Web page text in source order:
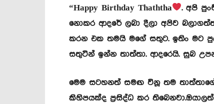
“Happy Birthday Thaththa
. අපි
නොකර ආදරේ ලබා දීලා අපිව
කරන එක තමයි මගේ සතුට. ඉතිං මට
සතුටින් ඉන්න තාත්තා. ආදරෙයි. සුබ
මෙම සටහනත් සමඟ විනූ තම
කිහිපයක්ද ප්‍රසිද්ධ කර